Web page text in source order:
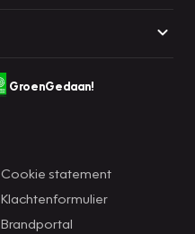
GroenGedaan!
Cookie statement
Klachtenformulier
Brandportal